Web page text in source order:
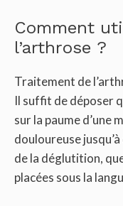
Comment
l’arthrose ?
Traitement de
Il suffit de déposer
sur la paume d’une
douloureuse
de la déglutition,
placées sous la